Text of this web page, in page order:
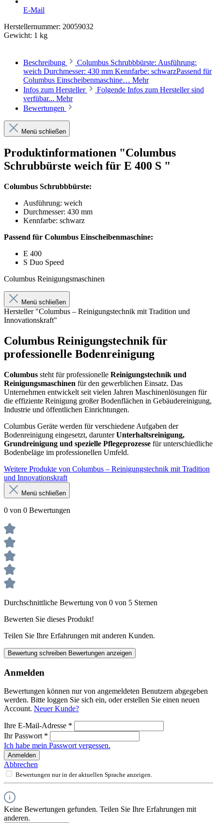
E-Mail
Herstellernummer: 20059032
Gewicht: 1 kg
Beschreibung
Columbus Schrubbbürste: Ausführung:
weich Durchmesser: 430 mm Kennfarbe: schwarzPassend für
Columbus Einscheibenmaschine… Mehr
Infos zum Hersteller
Folgende Infos zum Hersteller sind
verfübar... Mehr
Bewertungen
Menü schließen
Produktinformationen "Columbus
Schrubbürste weich für E 400 S "
Columbus Schrubbbürste:
Ausführung: weich
Durchmesser: 430 mm
Kennfarbe: schwarz
Passend für Columbus Einscheibenmaschine:
E 400
S Duo Speed
Columbus Reinigungsmaschinen
Menü schließen
Hersteller "Columbus – Reinigungstechnik mit Tradition und
Innovationskraft"
Columbus Reinigungstechnik für
professionelle Bodenreinigung
Columbus steht für professionelle Reinigungstechnik und
Reinigungsmaschinen für den gewerblichen Einsatz. Das
Unternehmen entwickelt seit vielen Jahren Maschinenlösungen für
die effiziente Reinigung großer Bodenflächen in Gebäudereinigung,
Industrie und öffentlichen Einrichtungen.
Columbus Geräte werden für verschiedene Aufgaben der
Bodenreinigung eingesetzt, darunterUnterhaltsreinigung,
Grundreinigung und spezielle Pflegeprozesse für unterschiedliche
Bodenbeläge im professionellen Umfeld.
Weitere Produkte von Columbus – Reinigungstechnik mit Tradition
und Innovationskraft
Menü schließen
0 von 0 Bewertungen
Durchschnittliche Bewertung von 0 von 5 Sternen
Bewerten Sie dieses Produkt!
Teilen Sie Ihre Erfahrungen mit anderen Kunden.
Bewertung schreiben Bewertungen anzeigen
Anmelden
Bewertungen können nur von angemeldeten Benutzern abgegeben
werden. Bitte loggen Sie sich ein, oder erstellen Sie einen neuen
Account. Neuer Kunde?
Ihre E-Mail-Adresse *
Ihr Passwort *
Ich habe mein Passwort vergessen.
Anmelden
Abbrechen
Bewertungen nur in der aktuellen Sprache anzeigen.
Keine Bewertungen gefunden. Teilen Sie Ihre Erfahrungen mit
anderen.